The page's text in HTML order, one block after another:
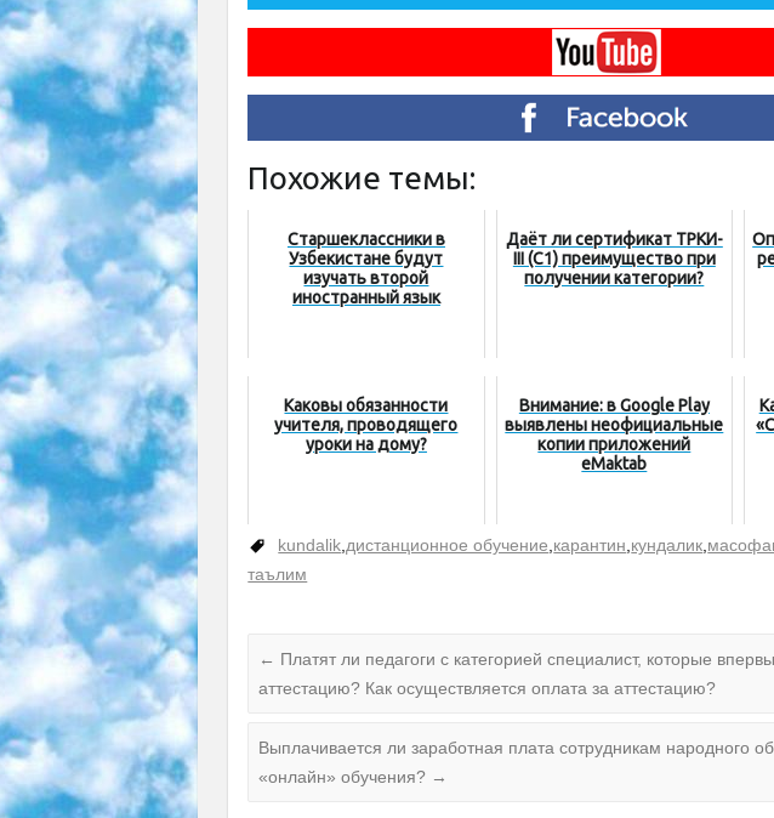
Похожие темы:
Старшеклассники в
Узбекистане будут
изучать второй
иностранный язык
Даёт ли сертификат ТРКИ-
III (С1) преимущество при
получении категории?
Каковы обязанности
учителя, проводящего
уроки на дому?
Внимание: в Google Play
выявлены неофициальные
копии приложений
eMaktab
kundalik,дистанционное обучение,карантин,кундалик,
таълим
← Платят ли педагоги с категорией специалист, которые
аттестацию? Как осуществляется оплата за аттестацию?
Выплачивается ли заработная плата сотрудникам народного
«онлайн» обучения? →